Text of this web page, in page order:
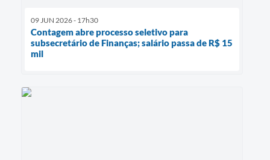
09 JUN 2026 - 17h30
Contagem abre processo seletivo para
subsecretário de Finanças; salário passa de R$ 15
mil